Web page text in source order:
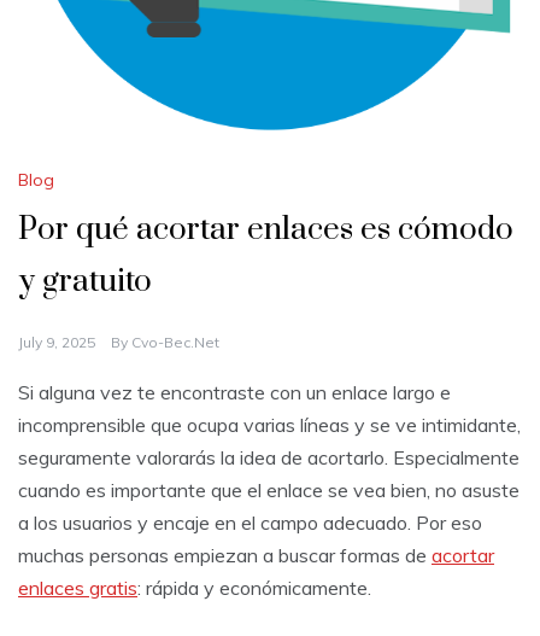
Blog
Por qué acortar enlaces es cómodo
y gratuito
July 9, 2025 By Cvo-Bec.net
Si alguna vez te encontraste con un enlace largo e
incomprensible que ocupa varias líneas y se ve intimidante,
seguramente valorarás la idea de acortarlo. Especialmente
cuando es importante que el enlace se vea bien, no asuste
a los usuarios y encaje en el campo adecuado. Por eso
muchas personas empiezan a buscar formas de acortar
enlaces gratis: rápida y económicamente.